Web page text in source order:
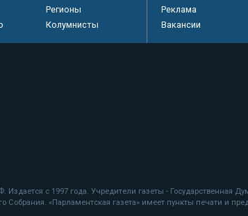
Регионы
Колумнисты
Реклама
Вакансии
с 1997 года. Учредители газеты - Государственная
«Парламентская газета» имеет пункты печати и